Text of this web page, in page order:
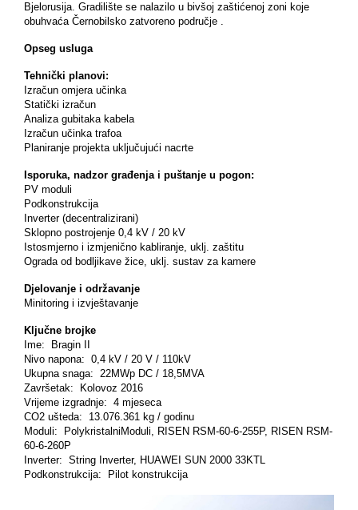
Bjelorusija. Gradilište se nalazilo u bivšoj zaštićenoj zoni koje
obuhvaća Černobilsko zatvoreno područje .
Opseg usluga
Tehnički planovi:
Izračun omjera učinka
Statički izračun
Analiza gubitaka kabela
Izračun učinka trafoa
Planiranje projekta uključujući nacrte
Isporuka, nadzor građenja i puštanje u pogon:
PV moduli
Podkonstrukcija
Inverter (decentralizirani)
Sklopno postrojenje 0,4 kV / 20 kV
Istosmjerno i izmjenično kabliranje, uklj. zaštitu
Ograda od bodljikave žice, uklj. sustav za kamere
Djelovanje i održavanje
Minitoring i izvještavanje
Ključne brojke
Ime: Bragin II
Nivo napona: 0,4 kV / 20 V / 110kV
Ukupna snaga: 22MWp DC / 18,5MVA
Završetak: Kolovoz 2016
Vrijeme izgradnje: 4 mjeseca
CO2 ušteda: 13.076.361 kg / godinu
Moduli: PolykristalniModuli, RISEN RSM-60-6-255P, RISEN RSM-
60-6-260P
Inverter: String Inverter, HUAWEI SUN 2000 33KTL
Podkonstrukcija: Pilot konstrukcija